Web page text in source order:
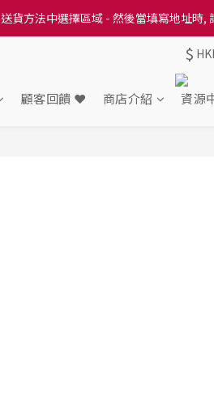
貨方法中選擇區域 - 然後當填寫地址時
貨方法中選擇區域 - 然後當填寫地址時
本地培育田香雞、金棠雞、粵皇鷄及平
貨方法中選擇區域 - 然後當填寫地址時,
$
顧客回饋 ❤️ 商店介紹 資源